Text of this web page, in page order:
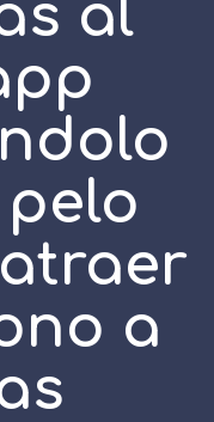
al
a